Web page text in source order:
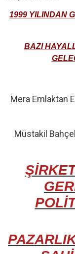
1999 YILINDAN
BAZI
Mera Emlaktan
Müstakil